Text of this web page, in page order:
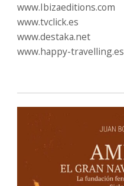
www.Ibizaeditions.com
www.tvclick.es
www.destaka.net
www.happy-travelling.es